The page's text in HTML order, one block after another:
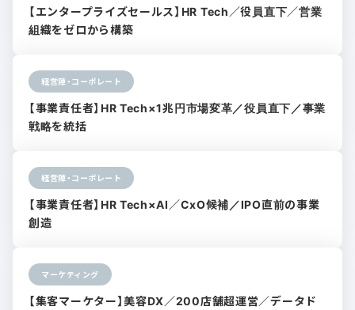
【エンタープライズセールス】HR Tech／役員直下／営業
組織をゼロから構築
経営陣・コーポレート
【事業責任者】HR Tech×1兆円市場変革／役員直下／事業
戦略を統括
経営陣・コーポレート
【事業責任者】HR Tech×AI／CxO候補／IPO直前の事業
創造
マーケティング
【集客マーケター】美容DX／200店舗超運営／データド